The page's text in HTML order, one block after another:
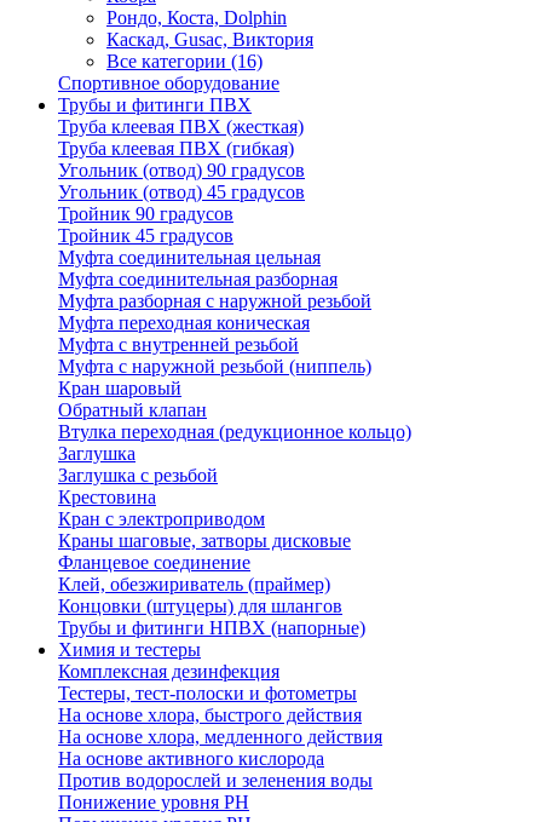
Рондо, Коста, Dolphin
Каскад, Gusac, Виктория
Все категории (16)
Спортивное оборудование
Трубы и фитинги ПВХ
Труба клеевая ПВХ (жесткая)
Труба клеевая ПВХ (гибкая)
Угольник (отвод) 90 градусов
Угольник (отвод) 45 градусов
Тройник 90 градусов
Тройник 45 градусов
Муфта соединительная цельная
Муфта соединительная разборная
Муфта разборная с наружной резьбой
Муфта переходная коническая
Муфта с внутренней резьбой
Муфта с наружной резьбой (ниппель)
Кран шаровый
Обратный клапан
Втулка переходная (редукционное кольцо)
Заглушка
Заглушка с резьбой
Крестовина
Кран с электроприводом
Краны шаговые, затворы дисковые
Фланцевое соединение
Клей, обезжириватель (праймер)
Концовки (штуцеры) для шлангов
Трубы и фитинги НПВХ (напорные)
Химия и тестеры
Комплексная дезинфекция
Тестеры, тест-полоски и фотометры
На основе хлора, быстрого действия
На основе хлора, медленного действия
На основе активного кислорода
Против водорослей и зеленения воды
Понижение уровня РН